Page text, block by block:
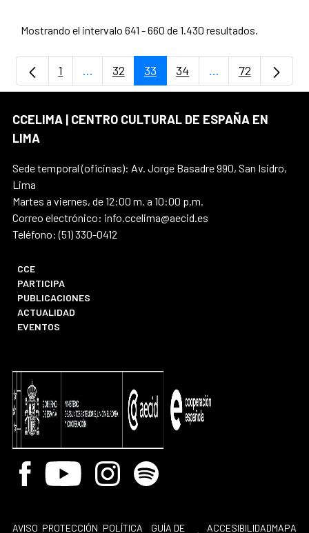
Mostrando el intervalo 641 - 660 de 1.430 resultados.
Página
1 ...Páginas intermedias Use TAB para
Página
32 Página
33 Página
34 ...PáginasPágina
72
CCELIMA | CENTRO CULTURAL DE ESPAÑA EN
LIMA
Sede temporal (oficinas): Av. Jorge Basadre 990, San Isidro,
Lima
Martes a viernes, de 12:00 m. a 10:00 p.m.
Correo electrónico: info.ccelima@aecid.es
Teléfono: (51) 330-0412
CCE
PARTICIPA
PUBLICACIONES
ACTUALIDAD
EVENTOS
Facebook
Youtube InstagramSpotify
AVISO PROTECCIÓN POLÍTICA
GUÍA DE
ACCESIBILIDADMAPA